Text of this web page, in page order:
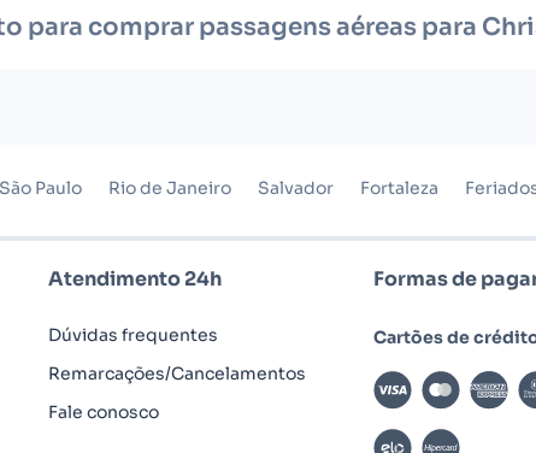
para comprar passagens aéreas para
São Paulo Rio de Janeiro Salvador Fortaleza
Atendimento 24h
Dúvidas frequentes
Remarcações/Cancelamentos
Fale conosco
Formas de
Cartões de